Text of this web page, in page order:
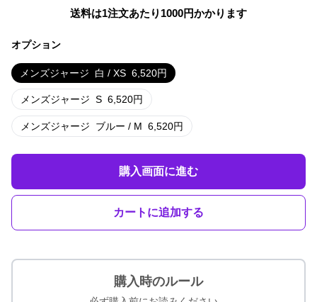
送料は1注文あたり 1000円かかります
オプション
メンズジャージ 白 / XS 6,520円
メンズジャージ S 6,520円
メンズジャージ ブルー / M 6,520円
購入画面に進む
カートに追加する
購入時のルール